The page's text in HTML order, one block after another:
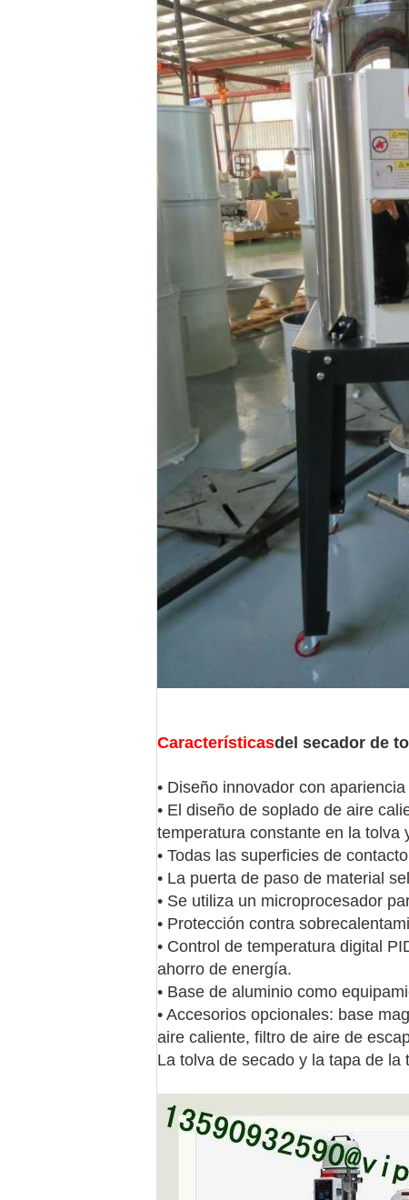
Característicasdel secador de
• Diseño innovador con
• El diseño de soplado de aire
temperatura constante en la tolva
• Todas las superficies de
• La puerta de paso de material
• Se utiliza un microprocesador
• Protección contra
• Control de temperatura digital
ahorro de energía.
• Base de aluminio como
• Accesorios opcionales: base
aire caliente, filtro de aire de
La tolva de secado y la tapa de